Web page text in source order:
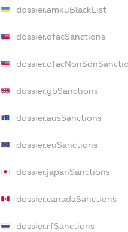
dossier.amkuBlackList
dossier.ofacSanctions
dossier.gbSanctions
dossier.ausSanctions
dossier.euSanctions
dossier.japanSanctions
dossier.canadaSanctions
dossier.rfSanctions